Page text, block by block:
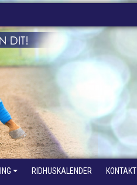
RIDHUSKALENDER KONTAKT